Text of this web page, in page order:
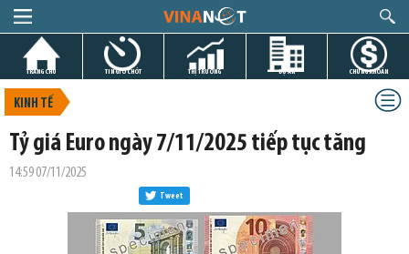
TRANG CHỦ TIN GIỜ CHÓT THỊ TRƯỜNG DỰ ÁN CHỨNG KHOÁN
KINH TẾ
Tỷ giá Euro ngày 7/11/2025 tiếp tục tăng
14:59 07/11/2025
Tweet